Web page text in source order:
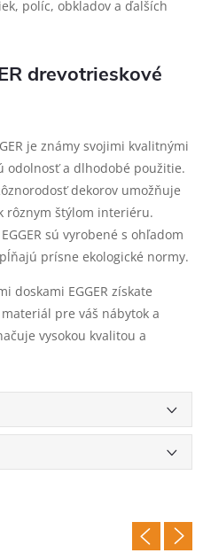
políc, obkladov a ďalších
drevotrieskové
je známy svojimi kvalitnými
odolnosť a dlhodobé použitie.
dekorov umožňuje
rôznym štýlom interiéru.
sú vyrobené s ohľadom
prísne ekologické normy.
doskami EGGER získate
pre váš nábytok a
vysokou kvalitou a